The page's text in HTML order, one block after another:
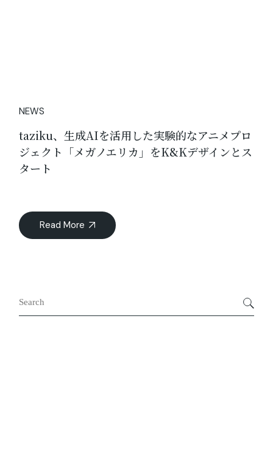
NEWS
taziku、生成AIを活用した実験的なアニメプロ
ジェクト「メガノエリカ」をK&Kデザインとス
タート
Read More